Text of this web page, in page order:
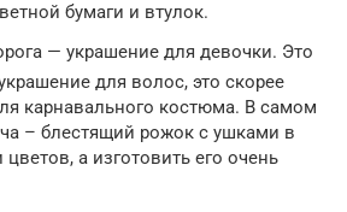
бумаги и втулок.
— украшение для девочки. Это
для волос, это скорее
карнавального костюма. В самом
– блестящий рожок с ушками в
а изготовить его очень